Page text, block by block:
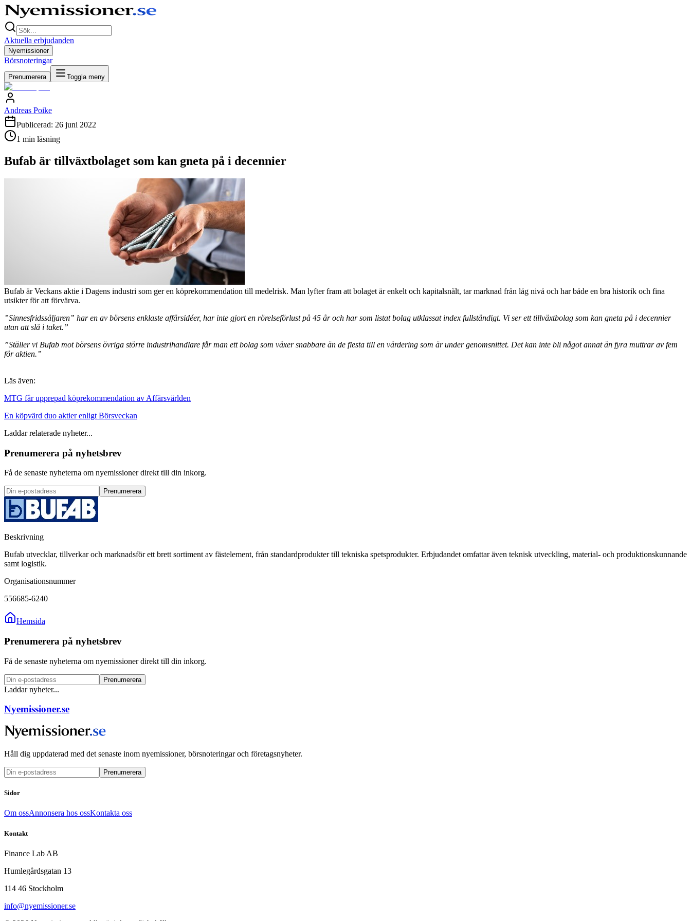
Aktuella erbjudanden
Nyemissioner
Börsnoteringar
Prenumerera Toggla meny
Andreas Poike
Publicerad: 26 juni 2022
1 min läsning
Bufab är tillväxtbolaget som kan gneta på i decennier
Bufab är Veckans aktie i Dagens industri som ger en köprekommendation till medelrisk. Man lyfter fram att bolaget är enkelt och kapitalsnålt, tar marknad från låg nivå och har både en bra historik och fina
utsikter för att förvärva.
”Sinnesfridssäljaren” har en av börsens enklaste affärsidéer, har inte gjort en rörelseförlust på 45 år och har som listat bolag utklassat index fullständigt. Vi ser ett tillväxtbolag som kan gneta på i decennier
utan att slå i taket.”
”Ställer vi Bufab mot börsens övriga större industrihandlare får man ett bolag som växer snabbare än de flesta till en värdering som är under genomsnittet. Det kan inte bli något annat än fyra muttrar av fem
för aktien.”
Läs även:
MTG får upprepad köprekommendation av Affärsvärlden
En köpvärd duo aktier enligt Börsveckan
Laddar relaterade nyheter...
Prenumerera på nyhetsbrev
Få de senaste nyheterna om nyemissioner direkt till din inkorg.
Prenumerera
Beskrivning
Bufab utvecklar, tillverkar och marknadsför ett brett sortiment av fästelement, från standardprodukter till tekniska spetsprodukter. Erbjudandet omfattar även teknisk utveckling, material- och produktionskunnande
samt logistik.
Organisationsnummer
556685-6240
Hemsida
Prenumerera på nyhetsbrev
Få de senaste nyheterna om nyemissioner direkt till din inkorg.
Prenumerera
Laddar nyheter...
Nyemissioner.se
Håll dig uppdaterad med det senaste inom nyemissioner, börsnoteringar och företagsnyheter.
Prenumerera
Sidor
Om ossAnnonsera hos ossKontakta oss
Kontakt
Finance Lab AB
Humlegårdsgatan 13
114 46 Stockholm
info@nyemissioner.se